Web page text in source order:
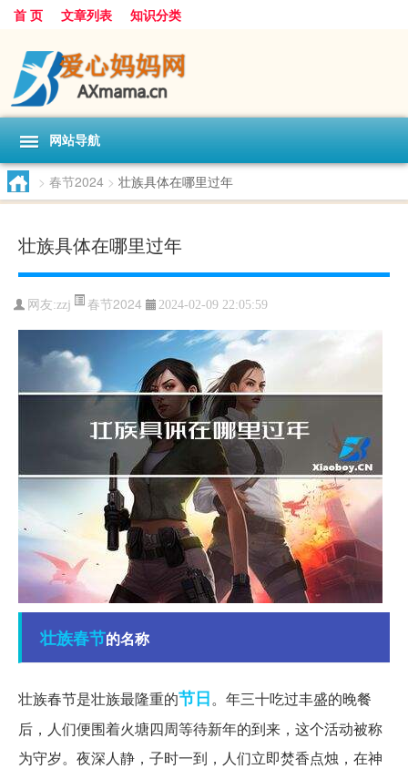
首 页 文章列表 知识分类
网站导航
> 春节2024 > 壮族具体在哪里过年
壮族具体在哪里过年
网友:zzj 春节2024 2024-02-09 22:05:59
壮族春节的名称
壮族春节是壮族最隆重的节日。年三十吃过丰盛的晚餐
后，人们便围着火塘四周等待新年的到来，这个活动被称
为守岁。夜深人静，子时一到，人们立即焚香点烛，在神